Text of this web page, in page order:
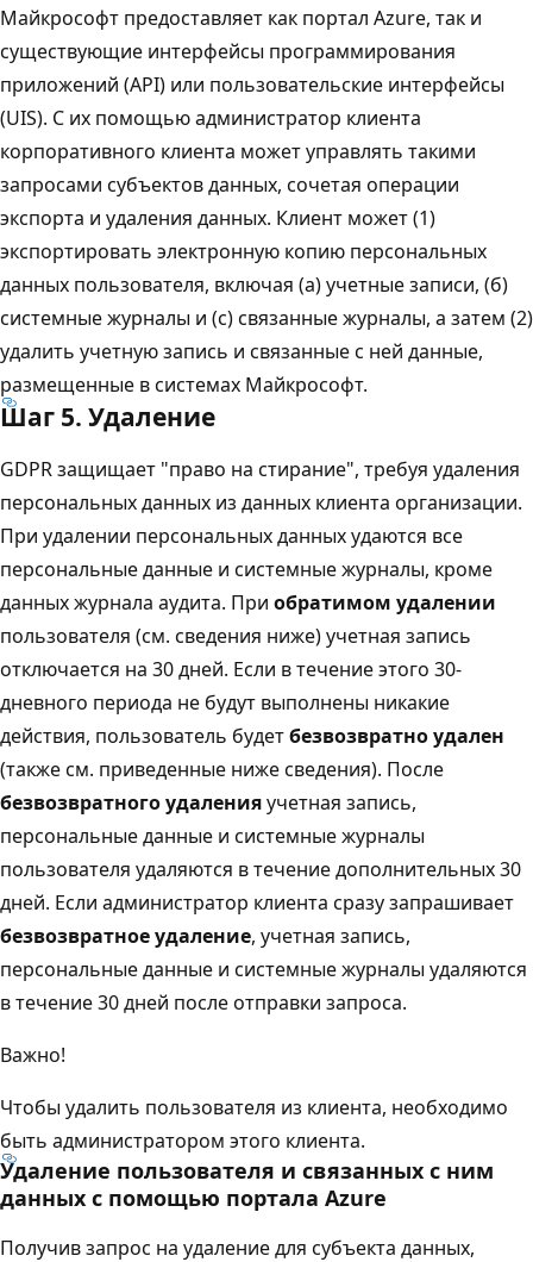
Майкрософт предоставляет как портал Azure, так и
существующие интерфейсы программирования
приложений (API) или пользовательские интерфейсы
(UIS). С их помощью администратор клиента
корпоративного клиента может управлять такими
запросами субъектов данных, сочетая операции
экспорта и удаления данных. Клиент может (1)
экспортировать электронную копию персональных
данных пользователя, включая (а) учетные записи, (б)
системные журналы и (c) связанные журналы, а затем (2)
удалить учетную запись и связанные с ней данные,
размещенные в системах Майкрософт.
Шаг 5. Удаление
GDPR защищает "право на стирание", требуя удаления
персональных данных из данных клиента организации.
При удалении персональных данных удаются все
персональные данные и системные журналы, кроме
данных журнала аудита. При обратимом удалении
пользователя (см. сведения ниже) учетная запись
отключается на 30 дней. Если в течение этого 30-
дневного периода не будут выполнены никакие
действия, пользователь будетбезвозвратно удален
(также см. приведенные ниже сведения). После
безвозвратного удаленияучетная запись,
персональные данные и системные журналы
пользователя удаляются в течение дополнительных 30
дней. Если администратор клиента сразу запрашивает
безвозвратное удаление, учетная запись,
персональные данные и системные журналы удаляются
в течение 30 дней после отправки запроса.
Важно!
Чтобы удалить пользователя из клиента, необходимо
быть администратором этого клиента.
Удаление пользователя и связанных с ним
данных с помощью портала Azure
Получив запрос на удаление для субъекта данных,